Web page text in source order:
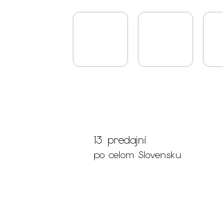
13 predajní
po celom Slovensku